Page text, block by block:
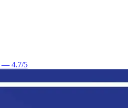
— 4.7/5